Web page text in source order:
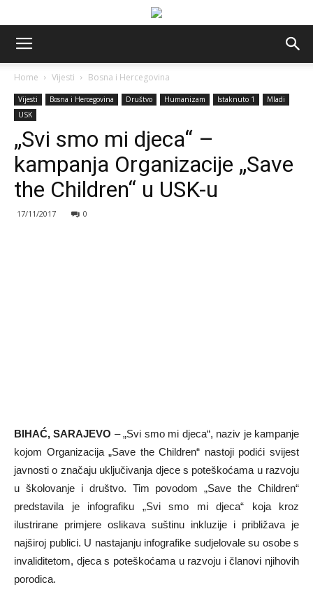
Home Vijesti Bosna i Hercegovina
Vijesti Bosna i Hercegovina Društvo Humanizam Istaknuto 1
Mladi
USK
„Svi smo mi djeca“ –
kampanja Organizacije „Save
the Children“ u USK-u
17/11/2017 0
BIHAĆ, SARAJEVO – „Svi smo mi djeca“, naziv je kampanje
kojom Organizacija „Save the Children“ nastoji podići svijest
javnosti o značaju uključivanja djece s poteškoćama u razvoju
u školovanje i društvo. Tim povodom „Save the Children“
predstavila je infografiku „Svi smo mi djeca“ koja kroz
ilustrirane primjere oslikava suštinu inkluzije i približava je
najširoj publici. U nastajanju infografike sudjelovale su osobe s
invaliditetom, djeca s poteškoćama u razvoju i članovi njihovih
porodica.